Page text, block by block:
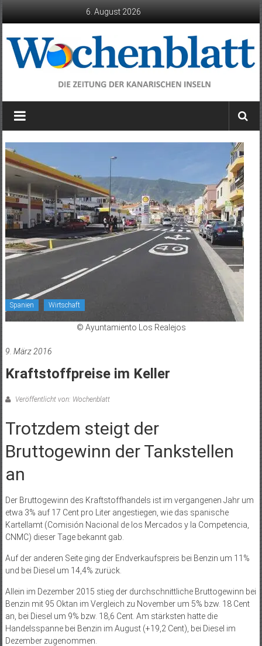
6. August 2026
Wochenblatt
die
der
Kanarischen
Inseln
Spanien Wirtschaft
© Ayuntamiento Los Realejos
9. März 2016
Kraftstoffpreise im Keller
Veröffentlicht von: Wochenblatt
Trotzdem steigt der
Bruttogewinn der Tankstellen
an
Der Bruttogewinn des Kraftstoffhandels ist im vergangenen Jahr um
etwa 3% auf 17 Cent pro Liter angestiegen, wie das spanische
Kartellamt (Comisión Nacional de los Mercados y la Competencia,
CNMC) dieser Tage bekannt gab.
Auf der anderen Seite ging der Endverkaufspreis bei Benzin um 11%
und bei Diesel um 14,4% zurück.
Allein im Dezember 2015 stieg der durchschnittliche Bruttogewinn bei
Benzin mit 95 Oktan im Vergleich zu November um 5% bzw. 18 Cent
an, bei Diesel um 9% bzw. 18,6 Cent. Am stärksten hatte die
Handelsspanne bei Benzin im August (+19,2 Cent), bei Diesel im
Dezember zugenommen.